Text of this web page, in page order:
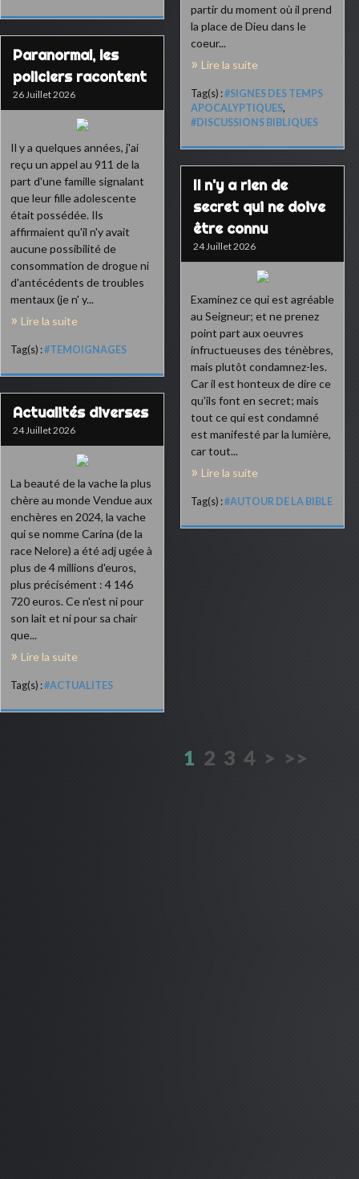
partir du moment où il prend
la place de Dieu dans le
coeur...
Lire la suite
Tag(s) :#SIGNES DES TEMPS
APOCALYPTIQUES,
#DISCUSSIONS BIBLIQUES
Paranormal, les
policiers racontent
26 Juillet 2026
Il y a quelques années, j'ai
reçu un appel au 911 de la
part d'une famille signalant
que leur fille adolescente
était possédée. Ils
affirmaient qu'il n'y avait
aucune possibilité de
consommation de drogue ni
d'antécédents de troubles
mentaux (je n' y...
Lire la suite
Tag(s) :#TEMOIGNAGES
Il n'y a rien de
secret qui ne doive
être connu
24 Juillet 2026
Examinez ce qui est agréable
au Seigneur; et ne prenez
point part aux oeuvres
infructueuses des ténèbres,
mais plutôt condamnez-les.
Car il est honteux de dire ce
qu'ils font en secret; mais
tout ce qui est condamné
est manifesté par la lumière,
car tout...
Lire la suite
Tag(s) :#AUTOUR DE LA BIBLE
Actualités diverses
24 Juillet 2026
La beauté de la vache la plus
chère au monde Vendue aux
enchères en 2024, la vache
qui se nomme Carina (de la
race Nelore) a été adj ugée à
plus de 4 millions d'euros,
plus précisément : 4 146
720 euros. Ce n'est ni pour
son lait et ni pour sa chair
que...
Lire la suite
Tag(s) :#ACTUALITES
1 2 3 4 > >>